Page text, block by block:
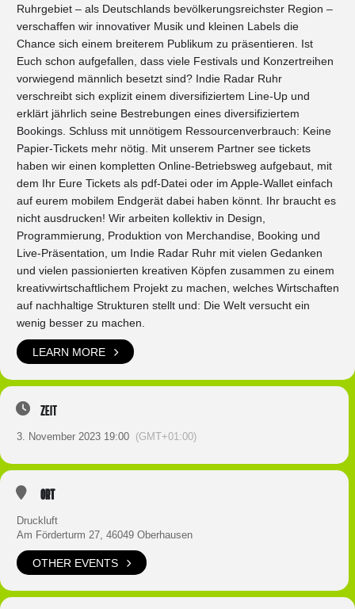
Ruhrgebiet – als Deutschlands bevölkerungsreichster Region –
verschaffen wir innovativer Musik und kleinen Labels die
Chance sich einem breiterem Publikum zu präsentieren. Ist
Euch schon aufgefallen, dass viele Festivals und Konzertreihen
vorwiegend männlich besetzt sind? Indie Radar Ruhr
verschreibt sich explizit einem diversifiziertem Line-Up und
erklärt jährlich seine Bestrebungen eines diversifiziertem
Bookings. Schluss mit unnötigem Ressourcenverbrauch: Keine
Papier-Tickets mehr nötig. Mit unserem Partner see tickets
haben wir einen kompletten Online-Betriebsweg aufgebaut, mit
dem Ihr Eure Tickets als pdf-Datei oder im Apple-Wallet einfach
auf eurem mobilem Endgerät dabei haben könnt. Ihr braucht es
nicht ausdrucken! Wir arbeiten kollektiv in Design,
Programmierung, Produktion von Merchandise, Booking und
Live-Präsentation, um Indie Radar Ruhr mit vielen Gedanken
und vielen passionierten kreativen Köpfen zusammen zu einem
kreativwirtschaftlichem Projekt zu machen, welches Wirtschaften
auf nachhaltige Strukturen stellt und: Die Welt versucht ein
wenig besser zu machen.
LEARN MORE
Zeit
3. November 2023 19:00 (GMT+01:00)
Ort
Druckluft
Am Förderturm 27, 46049 Oberhausen
OTHER EVENTS